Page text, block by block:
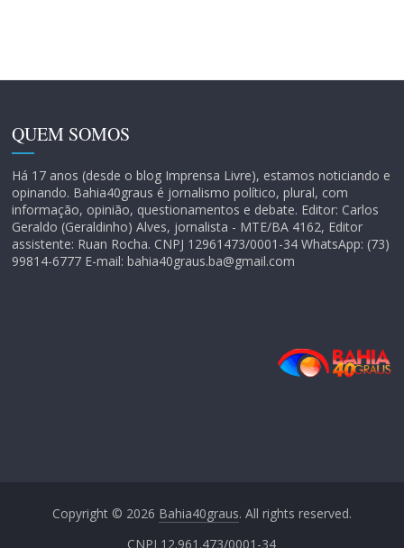
QUEM SOMOS
Há 17 anos (desde o blog Imprensa Livre), estamos noticiando e
opinando. Bahia40graus é jornalismo político, plural, com
informação, opinião, questionamentos e debate. Editor: Carlos
Geraldo (Geraldinho) Alves, jornalista - MTE/BA 4162, Editor
assistente: Ruan Rocha. CNPJ 12961473/0001-34 WhatsApp: (73)
99814-6777 E-mail: bahia40graus.ba@gmail.com
Copyright © 2026 Bahia40graus. All rights reserved.
CNPJ 12.961.473/0001-34